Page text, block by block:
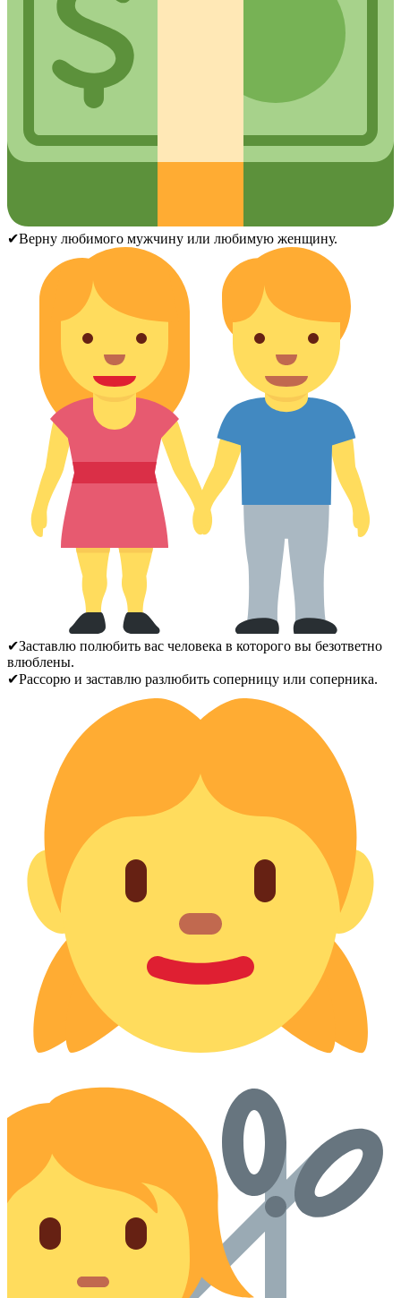
✔Верну любимого мужчину или любимую женщину.
✔Заставлю полюбить вас человека в которого вы безответно
влюблены.
✔Рассорю и заставлю разлюбить соперницу или соперника.